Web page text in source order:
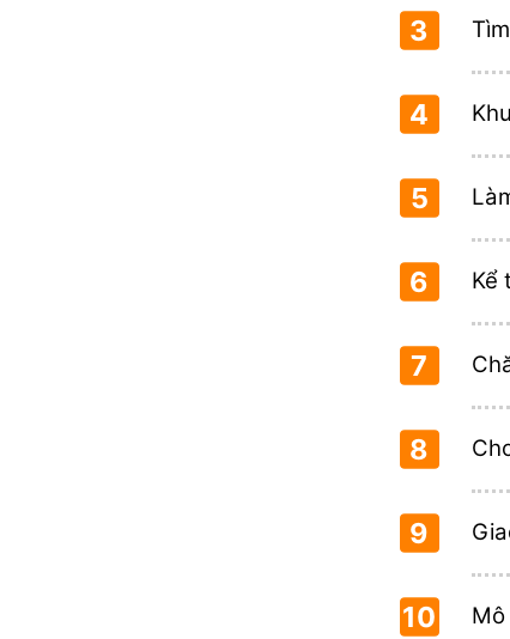
3
4
5
6 Kể
7
8
9
10